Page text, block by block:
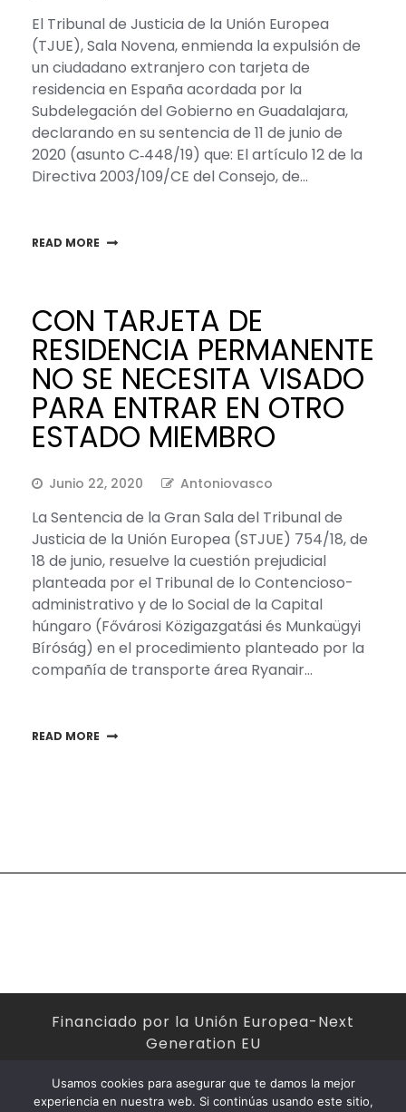
El Tribunal de Justicia de la Unión Europea
(TJUE), Sala Novena, enmienda la expulsión de
un ciudadano extranjero con tarjeta de
residencia en España acordada por la
Subdelegación del Gobierno en Guadalajara,
declarando en su sentencia de 11 de junio de
2020 (asunto C‑448/19) que: El artículo 12 de la
Directiva 2003/109/CE del Consejo, de…
READ MORE
CON TARJETA DE
RESIDENCIA PERMANENTE
NO SE NECESITA VISADO
PARA ENTRAR EN OTRO
ESTADO MIEMBRO
Junio 22, 2020 Antoniovasco
La Sentencia de la Gran Sala del Tribunal de
Justicia de la Unión Europea (STJUE) 754/18, de
18 de junio, resuelve la cuestión prejudicial
planteada por el Tribunal de lo Contencioso-
administrativo y de lo Social de la Capital
húngaro (Fővárosi Közigazgatási és Munkaügyi
Bíróság) en el procedimiento planteado por la
compañía de transporte área Ryanair…
READ MORE
Financiado por la Unión Europea-Next
Generation EU
Usamos cookies para asegurar que te damos la mejor
experiencia en nuestra web. Si continúas usando este sitio,